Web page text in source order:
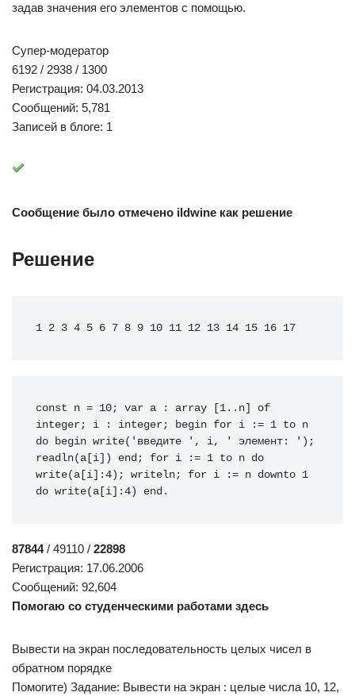
задав значения его элементов с помощью.
Супер-модератор
6192 / 2938 / 1300
Регистрация: 04.03.2013
Сообщений: 5,781
Записей в блоге: 1
Сообщение было отмечено ildwine как решение
Решение
1 2 3 4 5 6 7 8 9 10 11 12 13 14 15 16 17
const n = 10; var a : array 1 .. n
of
integer; i : integer; begin for i : = 1 to
do begin write( 'введите ' , i, ' элемент: ' ) ;
readln( a i ) end; for i : = 1 to n do
write( a i : 4 ) ; writeln; for i : = n downto 1
do write( a i : 4 ) end .
87844/ 49110 / 22898
Регистрация: 17.06.2006
Сообщений: 92,604
Помогаю со студенческими работами здесь
Вывести на экран последовательность целых чисел в
обратном порядке
Помогите) Задание: Вывести на экран : целые числа 10, 12,